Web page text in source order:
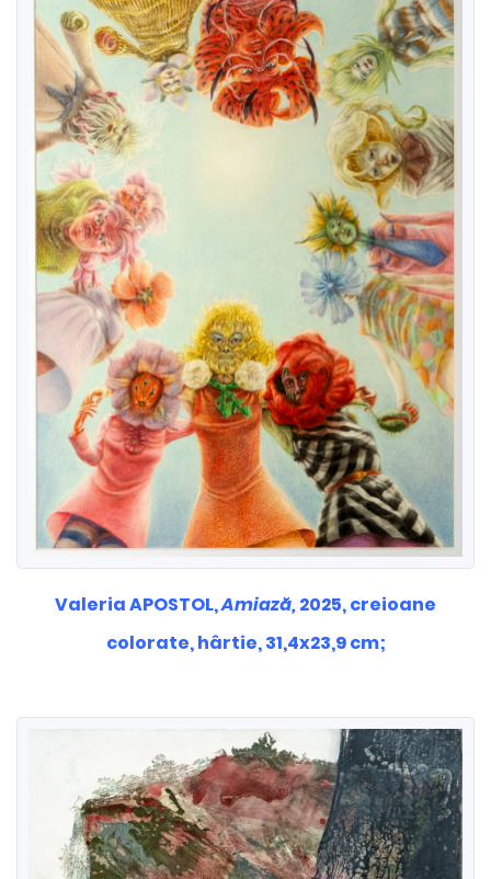
Valeria APOSTOL,Amiază,2025, creioane
colorate, hârtie, 31,4x23,9 cm;